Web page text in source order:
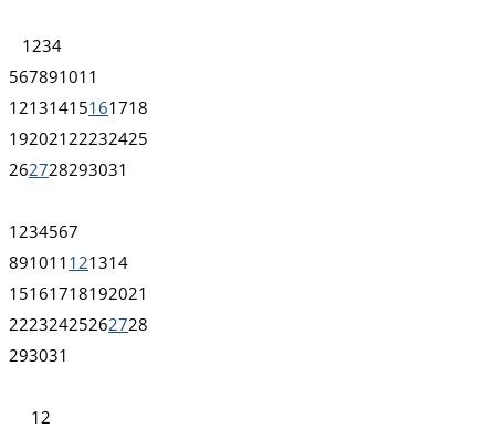
1 234
567891011
12131415161718
192021 22232425
262728293031
1 234567
891011 121314
15161718192021
22232425262728
293031
1 2